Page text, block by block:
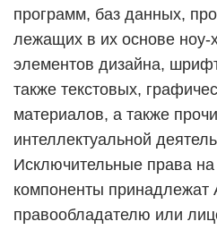
программ, баз данных,
лежащих в их основе ноу-
элементов дизайна,
также текстовых,
материалов, а также
интеллектуальной
Исключительные права
компоненты принадлежат
правообладателю или